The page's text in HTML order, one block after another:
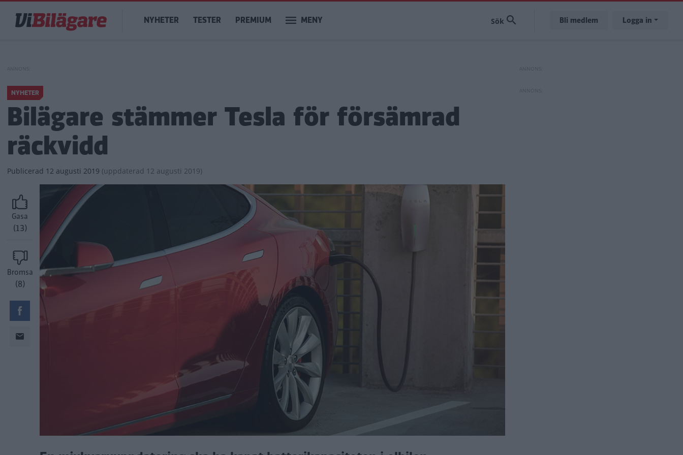
huvudinnehåll
Main
navigation
NYHETER TESTER PREMIUM MENY Bli medlem Logga in
NYHETER
Bilägare stämmer Tesla för försämrad
räckvidd
Publicerad 12 augusti 2019 (uppdaterad 12 augusti 2019)
Gasa
(13)
Bromsa
(8)